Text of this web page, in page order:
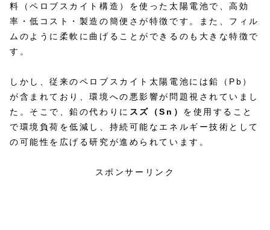
料（ペロブスカイト構造）を使った太陽電池で、高効
率・低コスト・製造の簡便さが特徴です。また、フィル
ムのように柔軟に曲げることができるのも大きな特徴で
す。
しかし、従来のペロブスカイト太陽電池には鉛（Pb）
が含まれており、環境への悪影響が問題視されていまし
た。そこで、鉛の代わりに スズ（Sn） を使用すること
で環境負荷を低減し、持続可能なエネルギー技術として
の可能性を広げる研究が進められています。
スポンサーリンク